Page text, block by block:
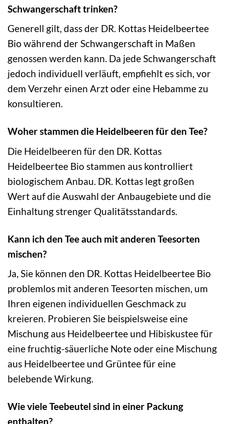
Schwangerschaft trinken?
Generell gilt, dass der DR. Kottas Heidelbeertee
Bio während der Schwangerschaft in Maßen
genossen werden kann. Da jede Schwangerschaft
jedoch individuell verläuft, empfiehlt es sich, vor
dem Verzehr einen Arzt oder eine Hebamme zu
konsultieren.
Woher stammen die Heidelbeeren für den Tee?
Die Heidelbeeren für den DR. Kottas
Heidelbeertee Bio stammen aus kontrolliert
biologischem Anbau. DR. Kottas legt großen
Wert auf die Auswahl der Anbaugebiete und die
Einhaltung strenger Qualitätsstandards.
Kann ich den Tee auch mit anderen Teesorten
mischen?
Ja, Sie können den DR. Kottas Heidelbeertee Bio
problemlos mit anderen Teesorten mischen, um
Ihren eigenen individuellen Geschmack zu
kreieren. Probieren Sie beispielsweise eine
Mischung aus Heidelbeertee und Hibiskustee für
eine fruchtig-säuerliche Note oder eine Mischung
aus Heidelbeertee und Grüntee für eine
belebende Wirkung.
Wie viele Teebeutel sind in einer Packung
enthalten?